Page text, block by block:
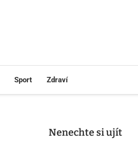
Sport Zdraví
Nenechte si ujít